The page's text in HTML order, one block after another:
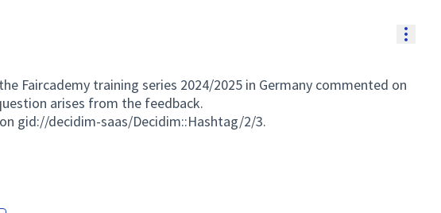
Faircademy training series 2024/2025 in Germany commented on
arises from the feedback.
gid://decidim-saas/Decidim::Hashtag/2/3.